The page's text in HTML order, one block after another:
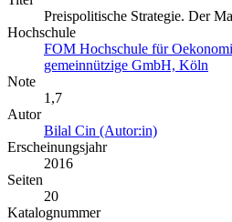
Preispolitische Strategie. Der
Hochschule
FOM Hochschule für
gemeinnützige GmbH, Köln
Note
1,7
Autor
Bilal Cin (Autor:in)
Erscheinungsjahr
2016
Seiten
20
Katalognummer